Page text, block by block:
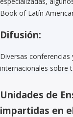
Book of Latín
Difusión:
Diversas
internacionales sobre
Unidades de
impartidas en